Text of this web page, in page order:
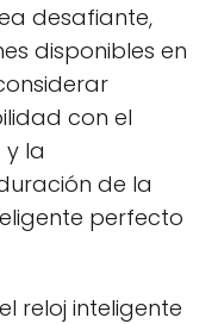
desafiante,
disponibles en
con el
y la
de la
perfecto
reloj inteligente